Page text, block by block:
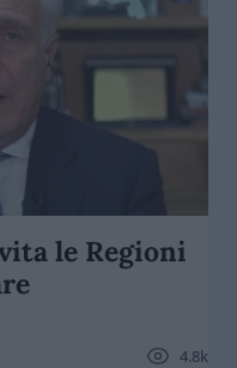
le Regioni
4.8k